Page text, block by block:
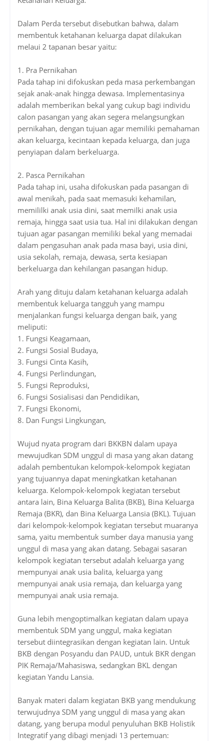
Dalam Perda tersebut disebutkan bahwa, dalam
membentuk ketahanan keluarga dapat dilakukan
melaui 2 tapanan besar yaitu:
1. Pra Pernikahan
Pada tahap ini difokuskan peda masa perkembangan
sejak anak-anak hingga dewasa. Implementasinya
adalah memberikan bekal yang cukup bagi individu
calon pasangan yang akan segera melangsungkan
pernikahan, dengan tujuan agar memiliki pemahaman
akan keluarga, kecintaan kepada keluarga, dan juga
penyiapan dalam berkeluarga.
2. Pasca Pernikahan
Pada tahap ini, usaha difokuskan pada pasangan di
awal menikah, pada saat memasuki kehamilan,
memililki anak usia dini, saat memilki anak usia
remaja, hingga saat usia tua. Hal ini dilakukan dengan
tujuan agar pasangan memiliki bekal yang memadai
dalam pengasuhan anak pada masa bayi, usia dini,
usia sekolah, remaja, dewasa, serta kesiapan
berkeluarga dan kehilangan pasangan hidup.
Arah yang dituju dalam ketahanan keluarga adalah
membentuk keluarga tangguh yang mampu
menjalankan fungsi keluarga dengan baik, yang
meliputi:
1. Fungsi Keagamaan,
2. Fungsi Sosial Budaya,
3. Fungsi Cinta Kasih,
4. Fungsi Perlindungan,
5. Fungsi Reproduksi,
6. Fungsi Sosialisasi dan Pendidikan,
7. Fungsi Ekonomi,
8. Dan Fungsi Lingkungan,
Wujud nyata program dari BKKBN dalam upaya
mewujudkan SDM unggul di masa yang akan datang
adalah pembentukan kelompok-kelompok kegiatan
yang tujuannya dapat meningkatkan ketahanan
keluarga. Kelompok-kelompok kegiatan tersebut
antara lain, Bina Keluarga Balita (BKB), Bina Keluarga
Remaja (BKR), dan Bina Keluarga Lansia (BKL). Tujuan
dari kelompok-kelompok kegiatan tersebut muaranya
sama, yaitu membentuk sumber daya manusia yang
unggul di masa yang akan datang. Sebagai sasaran
kelompok kegiatan tersebut adalah keluarga yang
mempunyai anak usia balita, keluarga yang
mempunyai anak usia remaja, dan keluarga yang
mempunyai anak usia remaja.
Guna lebih mengoptimalkan kegiatan dalam upaya
membentuk SDM yang unggul, maka kegiatan
tersebut diintegrasikan dengan kegiatan lain. Untuk
BKB dengan Posyandu dan PAUD, untuk BKR dengan
PIK Remaja/Mahasiswa, sedangkan BKL dengan
kegiatan Yandu Lansia.
Banyak materi dalam kegiatan BKB yang mendukung
terwujudnya SDM yang unggul di masa yang akan
datang, yang berupa modul penyuluhan BKB Holistik
Integratif yang dibagi menjadi 13 pertemuan: